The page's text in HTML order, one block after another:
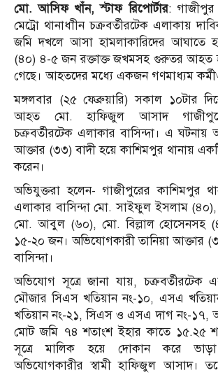
মো. আসিফ খাঁন, স্টাফ রিপোর্টার: গাজীপুর
মেট্রো থানাধাীন চক্রবর্তীরটেক এলাকায়
জমি দখলে আসা হামলাকারিদের আঘাতে
(৪০) ৪-৫ জন রক্তাক্ত জখমসহ গুরুতর আহত
গেছে। আহতদের মধ্যে একজন গণমাধ্যম
মঙ্গলবার (২৫ ফেব্রুয়ারি) সকাল ১০টার
আহত মো. হাফিজুল আসাদ
চক্রবর্তীরটেক এলাকার বাসিন্দা। এ ঘটনায়
আক্তার (৩৩) বাদী হয়ে কাশিমপুর থানায়
করেন।
অভিযুক্তরা হলেন- গাজীপুরের কাশিমপুর
এলাকার বাসিন্দা মো. সাইফুল ইসলাম
মো. আবুল (৬০), মো. বিল্লাল হোসেনসহ
১৫-২০ জন। অভিযোগকারী তানিয়া আক্তার
বাসিন্দা।
অভিযোগ সূত্রে জানা যায়, চক্রবর্তীরটেক
মৌজার সিএস খতিয়ান নং-১০, এসএ
খতিয়ান নং-২১, সিএস ও এসএ দাগ নং-১৭,
মোট জমি ৭৪ শতাংশ ইহার কাতে ১৫.২৫
সূত্রে মালিক হয়ে দোকান করে
অভিযোগকারীর স্বামী হাফিজুল আসাদ।